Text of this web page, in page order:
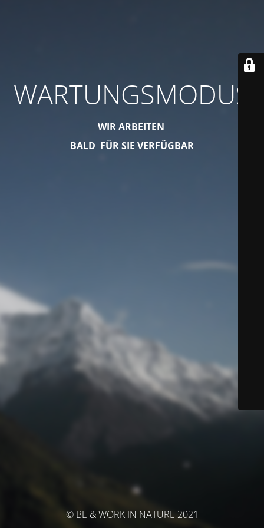
WARTUNGSMODUS
WIR ARBEITEN
BALD FÜR SIE VERFÜGBAR
© BE & WORK IN NATURE 2021